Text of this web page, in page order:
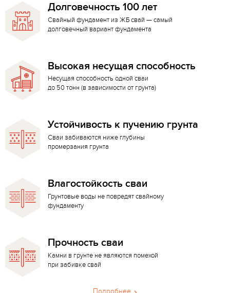
Долговечность 100 лет
Свайный фундамент из ЖБ свай — самый
долговечный вариант фундамента
Высокая несущая способность
Несущая способность одной сваи
до 50 тонн (в зависимости от грунта)
Устойчивость к пучению грунта
Сваи забиваются ниже глубины
промерзания грунта
Влагостойкость сваи
Грунтовые воды не повредят свайному
фундаменту
Прочность сваи
Камни в грунте не являются помехой
при забивке свай
Подробнее